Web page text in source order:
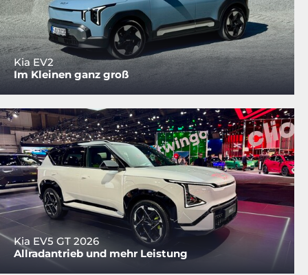
Kia EV2
Im Kleinen ganz groß
Kia EV5 GT 2026
Allradantrieb und mehr Leistung